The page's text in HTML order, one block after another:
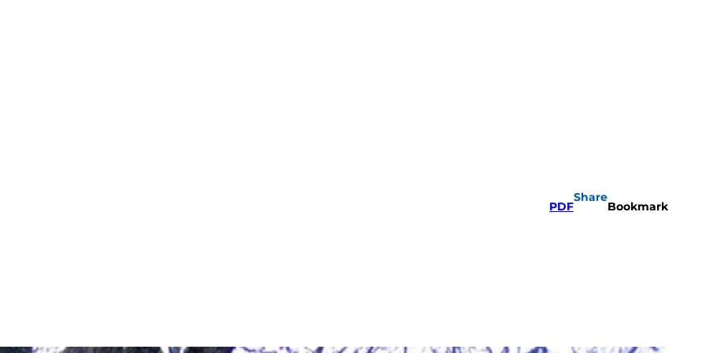
PDF
Share
Bookmark